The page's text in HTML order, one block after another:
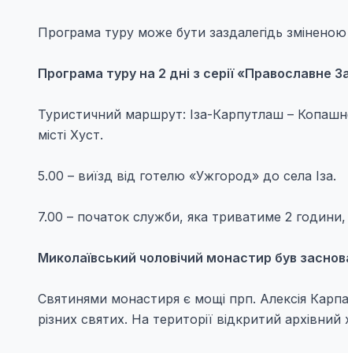
Програма туру може бути заздалегідь
Програма туру на 2 дні з серії «Православне
Туристичний маршрут: Іза-Карпутлаш –
місті Хуст.
5.00 – виїзд від готелю «Ужгород» до села Іза.
7.00 – початок служби, яка триватиме 2 години,
Миколаївський чоловічий монастир був
Святинями монастиря є мощі прп. Алексія
різних святих. На території відкритий